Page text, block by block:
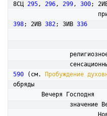
8СЦ 295, 296, 299, 300;
398; 2ИВ 382; 3ИВ 336
590 (см. Пробуждение
обряды